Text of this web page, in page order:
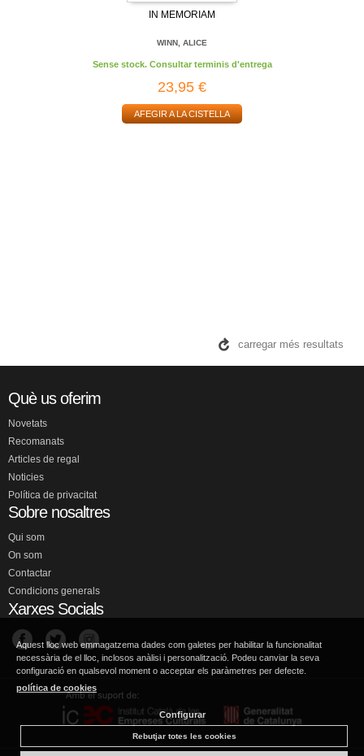
IN MEMORIAM
WINN, ALICE
Sense stock. Consultar terminis d'entrega
23,95 €
AFEGIR A LA CISTELLA
carregar més resultats
Què us oferim
Novetats
Recomanats
Articles de regal
Noticies
Política de privacitat
Sobre nosaltres
Qui som
On som
Contactar
Condicions generals
Xarxes Socials
Aquest lloc web emmagatzema dades com galetes per habilitar la funcionalitat
necessària de el lloc, inclosos anàlisi i personalització. Podeu canviar la seva
configuració en qualsevol moment o acceptar els paràmetres per defecte.
política de cookies
Configurar
Rebutjar totes les cookies